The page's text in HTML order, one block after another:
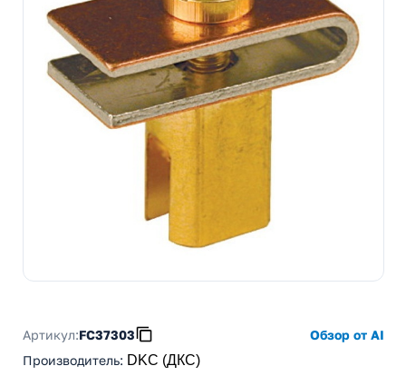
Артикул:FC37303
Обзор от AI
Производитель: DKC (ДКС)